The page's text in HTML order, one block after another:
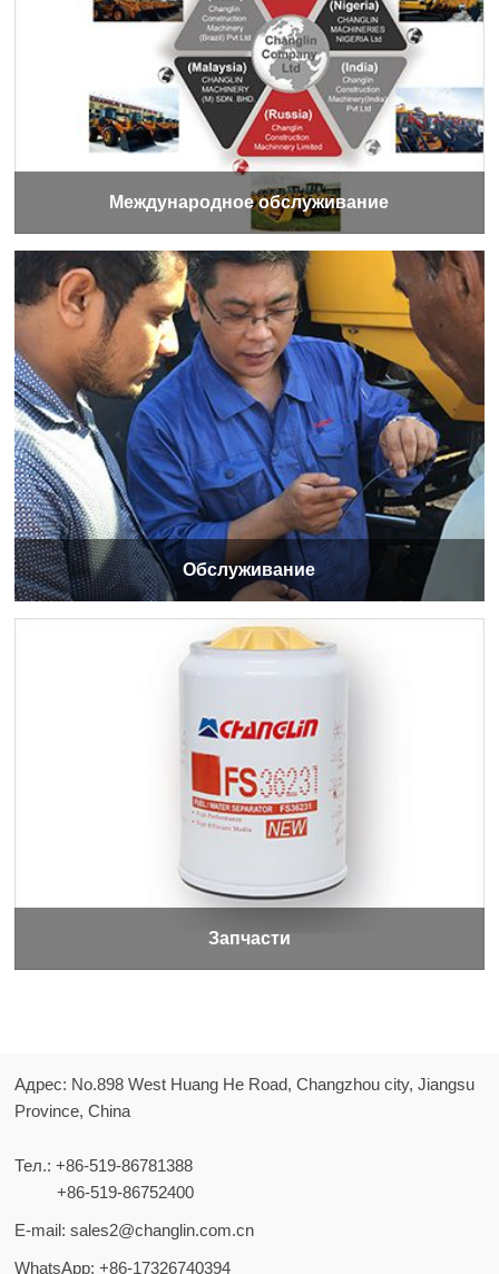
Международное обслуживание
Обслуживание
Запчасти
Адрес: No.898 West Huang He Road, Changzhou city, Jiangsu
Province, China
Тел.:+86-519-86781388
+86-519-86752400
E-mail:sales2@changlin.com.cn
WhatsApp:+86-17326740394